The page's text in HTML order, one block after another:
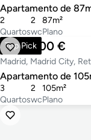
Apartamento de
Quartos
2
wc
2
Plano
87m²
Top Pick
1.148.000 €
Madrid, Madrid City,
Apartamento de
Quartos
3
wc
2
Plano
105m²